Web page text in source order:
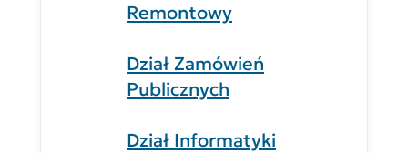
Remontowy
Dział Zamówień
Publicznych
Dział Informatyki